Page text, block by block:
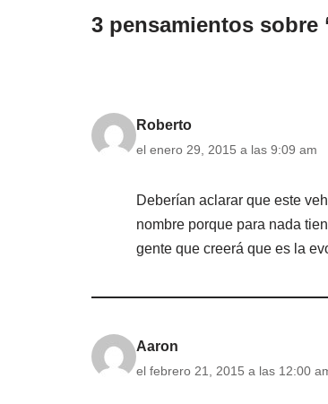
3 pensamientos sobre
Roberto
el enero 29, 2015 a las 9:09 am
Deberían aclarar que este
nombre porque para nada
gente que creerá que es la
Aaron
el febrero 21, 2015 a las 12:00